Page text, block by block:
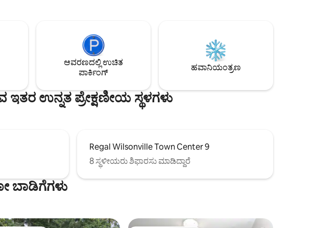
ವಾಷರ್ ಮತ್ತು ಡ್ರೈಯರ್. ಒಳಾಂಗಣದಲ್ಲಿ
ಡೈನಿಂಗ್ ಟೇಬಲ್. ಸ್ಟಾಲರ್
ಕೇವಲ ಒಂದು ಮೈಲಿ ದೂರದಲ್ಲಿದೆ
ಸಹಾಯ ಮಾಡಲು
ಮಾಲೀಕರು
ದ್ರಾಕ್ಷಿತೋಟಗಳನ್ನು ಸಹ ಅನ್ವೇಷಿಸಬಹುದು! ಭೇಟಿ
ನೀಡಿ ಮತ್ತು ನಿಮ್ಮ ಹೊಸ ನೆಚ್ಚಿನ ಪಿನೋಟ್ ನಾಯ್ರ್,
ಕ್ರಾಫ್ಟ್ ಬಿಯರ್, ಸ್ಥಳೀಯವಾಗಿ ಹುರಿದ ಕಾಫಿ ಮತ್ತು
ಆಹಾರಗಳನ್ನು ಹುಡುಕಿ. ಒರೆಗಾನ್ ವೈನ್ ದೇಶವು
ಆವರಣದಲ್ಲಿ ಉಚಿತ
ಪಾರ್ಕಿಂಗ್
ಹವಾನಿಯಂತ್ರಣ
ಉನ್ನತ ಪ್ರೇಕ್ಷಣೀಯ ಸ್ಥಳಗಳು
Regal Wilsonville Town Center 9
8 ಸ್ಥಳೀಯರು ಶಿಫಾರಸು ಮಾಡಿದ್ದಾರೆ
ಬಾಡಿಗೆಗಳು